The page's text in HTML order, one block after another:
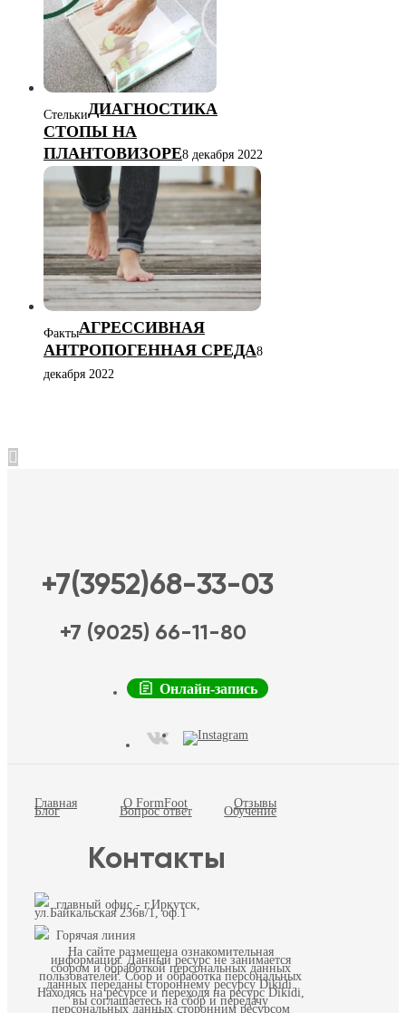
СтелькиДИАГНОСТИКА
СТОПЫ НА
ПЛАНТОВИЗОРЕ8 декабря 2022
ФактыАГРЕССИВНАЯ
АНТРОПОГЕННАЯ СРЕДА8
декабря 2022
+7(3952)68-33-03
+7 (9025) 66-11-80
Онлайн-запись
Главная О FormFoot Отзывы
Блог Вопрос ответ Обучение
Контакты
главный офис - г.Иркутск,
ул.Байкальская 236в/1, оф.1
Горячая линия
На сайте размещена ознакомительная
информация. Данный ресурс не занимается
сбором и обработкой персональных данных
пользователей. Сбор и обработка персональных
данных переданы стороннему ресурсу Dikidi.
Находясь на ресурсе и переходя на ресурс Dikidi,
вы соглашаетесь на сбор и передачу
персональных данных сторонним ресурсом